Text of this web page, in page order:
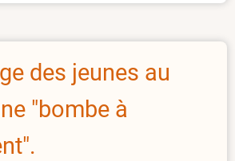
des jeunes au
"bombe à